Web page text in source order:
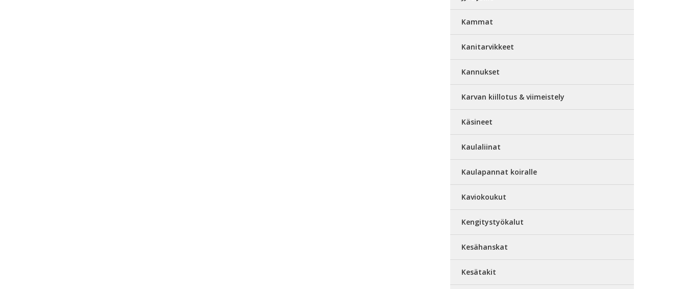
Kammat
Kanitarvikkeet
Kannukset
Karvan kiillotus & viimeistely
Käsineet
Kaulaliinat
Kaulapannat koiralle
Kaviokoukut
Kengitystyökalut
Kesähanskat
Kesätakit